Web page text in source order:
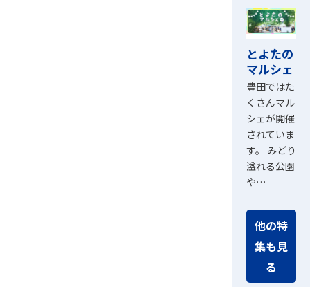
とよたの
マルシェ
豊田ではた
くさんマル
シェが開催
されていま
す。 みどり
溢れる公園
や…
他の特
集も見
る